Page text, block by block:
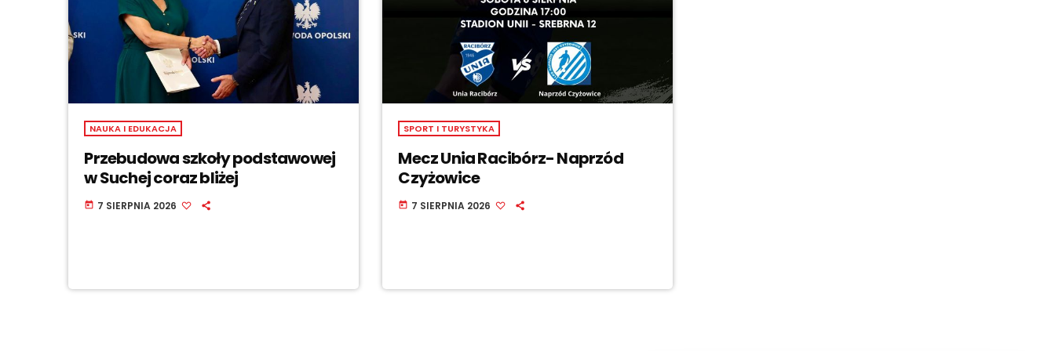
NAUKA I EDUKACJA
Przebudowa szkoły podstawowej
w Suchej coraz bliżej
today 7 SIERPNIA 2026
SPORT I TURYSTYKA
Mecz Unia Racibórz- Naprzód
Czyżowice
today 7 SIERPNIA 2026